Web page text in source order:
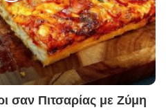
σαν Πιτσαρίας με Ζύμη